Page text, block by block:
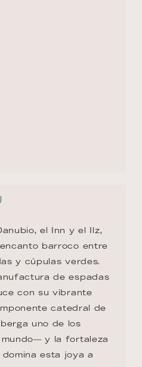
con su vibrante
uno de los
y la fortaleza
domina esta joya a